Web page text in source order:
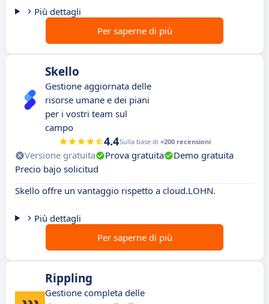
Più dettagli
Per saperne di più
Skello
Gestione aggiornata delle
risorse umane e dei piani
per i vostri team sul
campo
4.4Sulla base di +200 recensioni
Versione gratuita Prova gratuita
Demo gratuita
Precio bajo solicitud
Skello offre un vantaggio rispetto a cloud.LOHN.
Più dettagli
Per saperne di più
Rippling
Gestione completa delle